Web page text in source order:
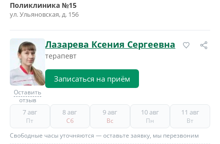
Поликлиника №15
ул. Ульяновская, д. 156
Оставить
отзыв
Лазарева Ксения Сергеевна
терапевт
Записаться на приём
7 авг
Пт
8 авг
Сб
9 авг
Вс
10 авг
Пн
11 авг
Вт
Свободные часы уточняются — оставьте заявку, мы перезвоним